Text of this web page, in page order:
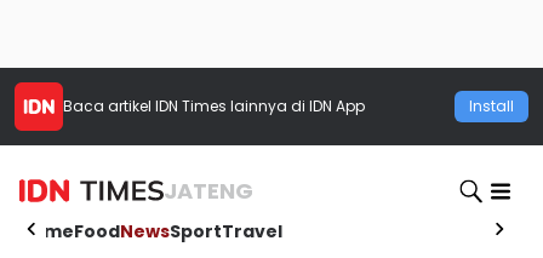
Baca artikel IDN Times lainnya di IDN App Install
JATENG
HomeFoodNewsSportTravel